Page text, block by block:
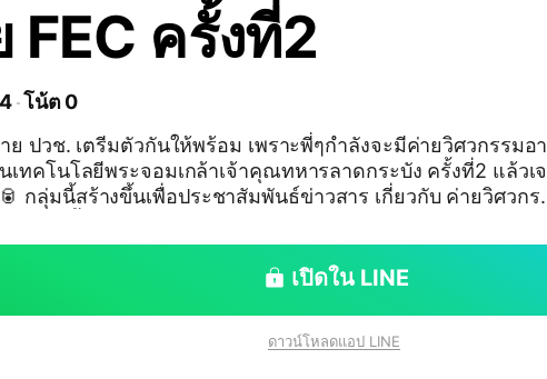
FEC ครั้งที่2
โน้ต 0
ย ปวช. เตรีมตัวกันให้พร้อม เพราะพี่ๆกำลังจะมีค่ายวิศวกรรมอา
เทคโนโลยีพระจอมเกล้าเจ้าคุณทหารลาดกระบัง ครั้งที่2 แล้วเจ
ศวกรร
เปิดใน LINE
ดาวน์โหลดแอป LINE